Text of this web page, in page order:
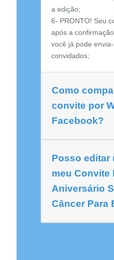
a edição;
6- PRONTO! Seu
após a
você já pode
convidados;
Como
convite por
Facebook?
Posso editar
meu Convite
Aniversário
Câncer Para